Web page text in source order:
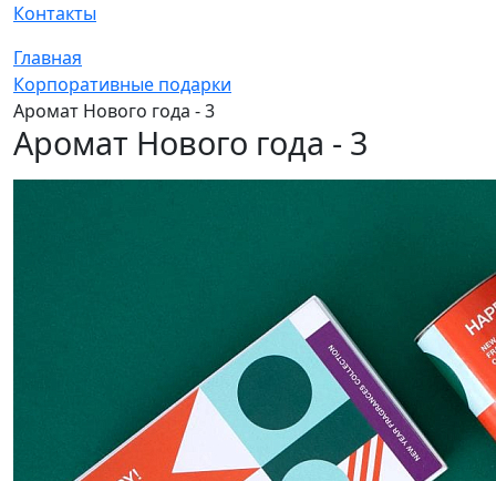
Контакты
Главная
Корпоративные подарки
Аромат Нового года - 3
Аромат Нового года - 3